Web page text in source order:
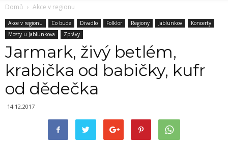
Domů Akce v regionu
Akce v regionu Co bude Divadlo Folklor Regiony Jablunkov
Koncerty
Mosty u Jablunkova
Zprávy
Jarmark, živý betlém,
krabička od babičky, kufr
od dědečka
14.12.2017